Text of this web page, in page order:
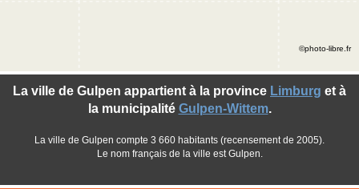
La ville de Gulpen appartient à la province Limburg et à
la municipalité Gulpen-Wittem.
La ville de Gulpen compte 3 660 habitants (recensement de 2005).
Le nom français de la ville est Gulpen.
©photo-libre.fr